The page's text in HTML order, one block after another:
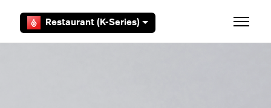
Restaurant (K-Series)